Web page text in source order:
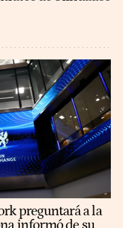
preguntará a la